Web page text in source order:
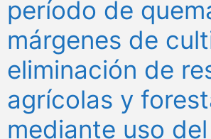
período de
márgenes de
eliminación de
agrícolas y
mediante uso